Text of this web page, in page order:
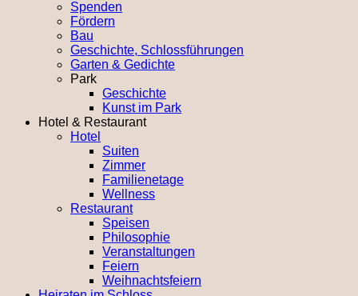
Spenden
Fördern
Bau
Geschichte, Schlossführungen
Garten & Gedichte
Park
Geschichte
Kunst im Park
Hotel & Restaurant
Hotel
Suiten
Zimmer
Familienetage
Wellness
Restaurant
Speisen
Philosophie
Veranstaltungen
Feiern
Weihnachtsfeiern